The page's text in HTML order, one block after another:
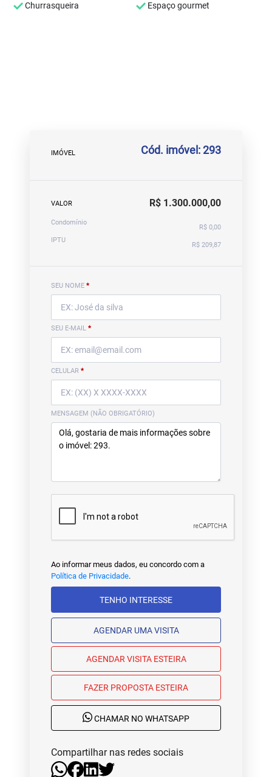
Churrasqueira Espaço gourmet
IMÓVEL Cód. imóvel: 293
VALOR R$ 1.300.000,00
Condomínio
R$ 0,00
IPTU
R$ 209,87
SEU NOME *
SEU E-MAIL *
CELULAR *
MENSAGEM (NÃO OBRIGATÓRIO)
Ao informar meus dados, eu concordo com a
Política de Privacidade.
TENHO INTERESSE
AGENDAR UMA VISITA
AGENDAR VISITA ESTEIRA
FAZER PROPOSTA ESTEIRA
CHAMAR NO WHATSAPP
Compartilhar nas redes sociais